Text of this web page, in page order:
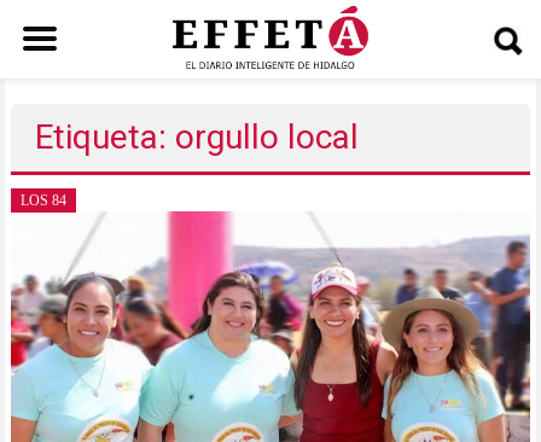
contenidoEtiqueta: orgullo local
LOS 84